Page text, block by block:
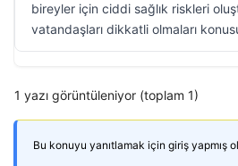
bireyler için ciddi sağlık riskleri
vatandaşları dikkatli olmaları
1 yazı görüntüleniyor (toplam 1)
Bu konuyu yanıtlamak için giriş yapmış